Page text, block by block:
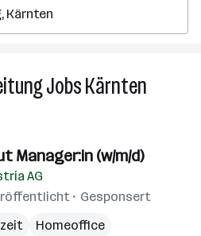
JobsKärnten
Manager:in (w/m/d)
AG
Gesponsert
Homeoffice